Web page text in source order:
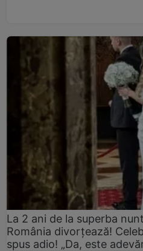
La 2 ani de la superba
România divorțează!
spus adio! „Da, este